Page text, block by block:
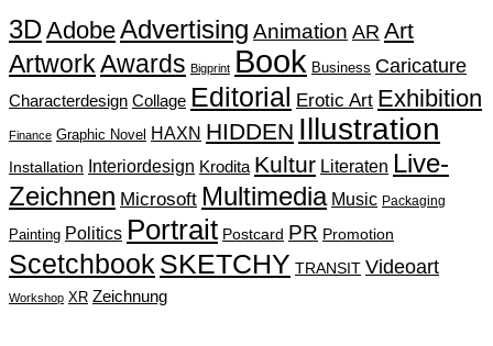
3DAdobeAdvertising Animation AR Art
ArtworkAwards Bigprint Book Business Caricature
Characterdesign Collage Editorial Erotic Art Exhibition
Finance Graphic Novel HAXN HIDDEN Illustration
Installation Interiordesign Krodita Kultur Literaten Live-
Zeichnen Microsoft Multimedia Music Packaging
Painting Politics Portrait Postcard PR Promotion
Scetchbook SKETCHY TRANSIT Videoart
Workshop XR Zeichnung